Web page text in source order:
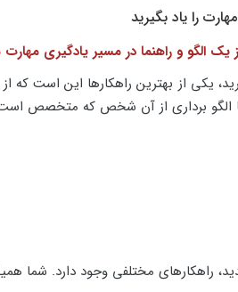
را یاد بگیرید
یک الگو و راهنما در مسیر یادگیری
یکی از بهترین راهکارها این است که
الگو برداری از آن شخص که متخصص
راهکارهای مختلفی وجود دارد. شما